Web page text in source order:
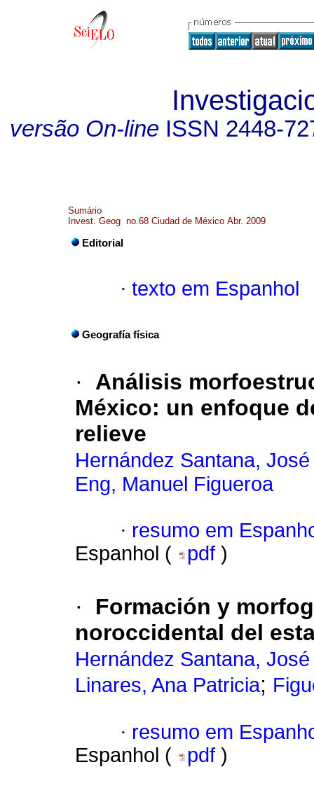
versão On-line ISSN 2448-
Sumário
Invest. Geog no.68 Ciudad de México Abr. 2009
Editorial
· texto em Espanhol
Geografía física
·
Análisis
México: un enfoque
relieve
Hernández Santana,
Eng, Manuel Figueroa
· resumo em
Espanhol (
pdf )
·
Formación y
noroccidental del
Hernández Santana,
Linares, Ana Patricia;
· resumo em
Espanhol (
pdf )